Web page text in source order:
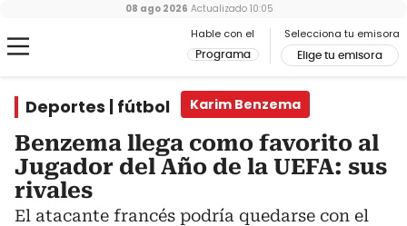
Hable con el
Programa
Selecciona tu emisora
Elige tu emisora
08 ago 2026 Actualizado 10:05
Deportes | fútbol Karim Benzema
Benzema llega como favorito al
Jugador del Año de la UEFA: sus
rivales
El atacante francés podría quedarse con el